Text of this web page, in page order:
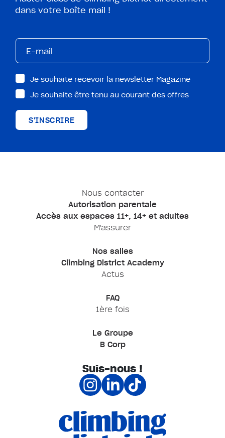
dans votre boîte mail !
Je souhaite recevoir la newsletter Magazine
Je souhaite être tenu au courant des offres
S'INSCRIRE
Nous contacter
Autorisation parentale
Accès aux espaces 11+, 14+ et adultes
M'assurer
Nos salles
Climbing District Academy
Actus
FAQ
1ère fois
Le Groupe
B Corp
Suis-nous !